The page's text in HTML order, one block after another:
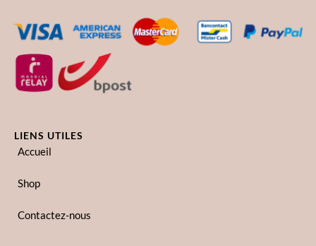
LIENS UTILES
Accueil
Shop
Contactez-nous